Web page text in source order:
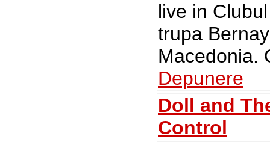
live in
trupa
Macedonia.
Depunere
Doll and
Control